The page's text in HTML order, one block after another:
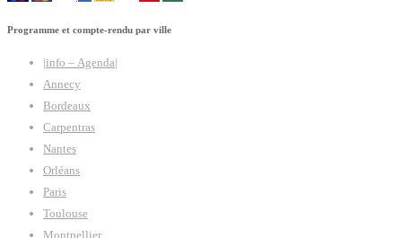
Programme et compte-rendu par ville
|info – Agenda|
Annecy
Bordeaux
Carpentras
Nantes
Orléans
Paris
Toulouse
Montpellier